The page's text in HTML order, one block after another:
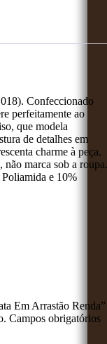
Confeccionado
perfeitamente ao
que modela
de detalhes em
charme à peça.
marca sob a roupa.
e 10%
Em Arrastão Renda”
Campos obrigatórios